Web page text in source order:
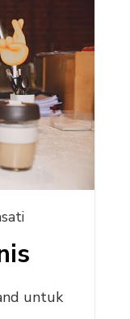
untuk